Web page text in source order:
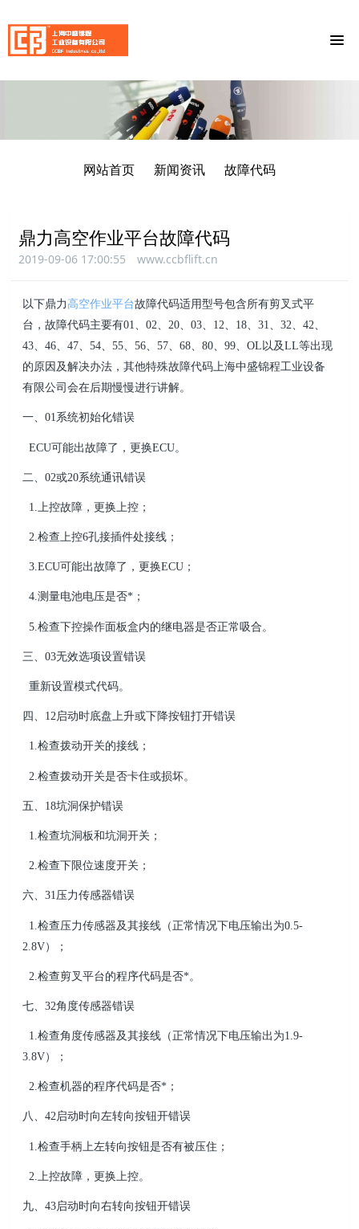
网站首页 新闻资讯 故障代码
鼎力高空作业平台故障代码
2019-09-06 17:00:55 www.ccbflift.cn
以下鼎力 高空作业平台故障代码适用型号包含所有剪叉式平
台，故障代码主要有01、02、20、03、12、18、31、32、42、
43、46、47、54、55、56、57、68、80、99、OL以及LL等出现
的原因及解决办法，其他特殊故障代码上海中盛锦程工业设备
有限公司会在后期慢慢进行讲解。
一、01系统初始化错误
ECU可能出故障了，更换ECU。
二、02或20系统通讯错误
1.上控故障，更换上控；
2.检查上控6孔接插件处接线；
3.ECU可能出故障了，更换ECU；
4.测量电池电压是否*；
5.检查下控操作面板盒内的继电器是否正常吸合。
三、03无效选项设置错误
重新设置模式代码。
四、12启动时底盘上升或下降按钮打开错误
1.检查拨动开关的接线；
2.检查拨动开关是否卡住或损坏。
五、18坑洞保护错误
1.检查坑洞板和坑洞开关；
2.检查下限位速度开关；
六、31压力传感器错误
1.检查压力传感器及其接线（正常情况下电压输出为0.5-
2.8V）；
2.检查剪叉平台的程序代码是否*。
七、32角度传感器错误
1.检查角度传感器及其接线（正常情况下电压输出为1.9-
3.8V）；
2.检查机器的程序代码是否*；
八、42启动时向左转向按钮开错误
1.检查手柄上左转向按钮是否有被压住；
2.上控故障，更换上控。
九、43启动时向右转向按钮开错误